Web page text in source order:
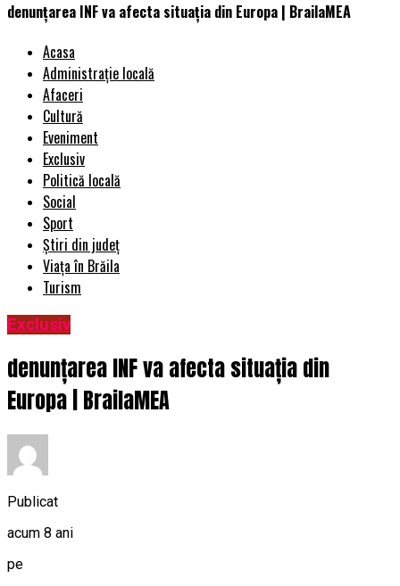
denunțarea INF va afecta situația din Europa | BrailaMEA
Acasa
Administrație locală
Afaceri
Cultură
Eveniment
Exclusiv
Politică locală
Social
Sport
Știri din județ
Viața în Brăila
Turism
Exclusiv
denunțarea INF va afecta situația din
Europa | BrailaMEA
Publicat
acum 8 ani
pe